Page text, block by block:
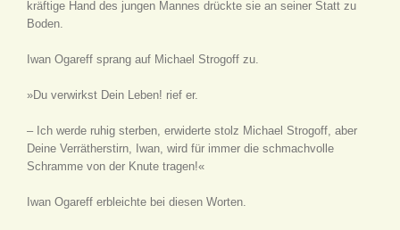
kräftige Hand des jungen Mannes drückte sie an seiner Statt zu
Boden.
Iwan Ogareff sprang auf Michael Strogoff zu.
»Du verwirkst Dein Leben! rief er.
– Ich werde ruhig sterben, erwiderte stolz Michael Strogoff, aber
Deine Verrätherstirn, Iwan, wird für immer die schmachvolle
Schramme von der Knute tragen!«
Iwan Ogareff erbleichte bei diesen Worten.